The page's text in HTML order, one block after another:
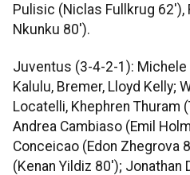
Pulisic (Niclas Fullkrug 62'),
Nkunku 80').
Juventus (3-4-2-1): Michele
Kalulu, Bremer, Lloyd Kelly;
Locatelli, Khephren Thuram
Andrea Cambiaso (Emil
Conceicao (Edon Zhegrova
(Kenan Yildiz 80'); Jonathan